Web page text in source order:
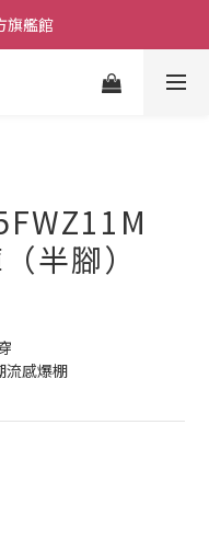
旗艦館
旗艦館
立即抵用。
半腳）
感爆棚